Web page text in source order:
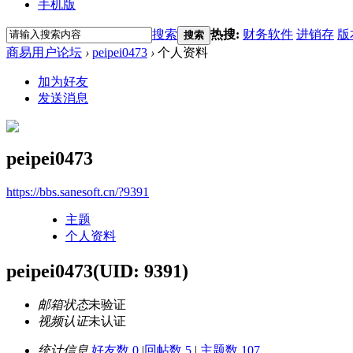
手机版
搜索 搜索 热搜: 财务软件 进销存 版
商易用户论坛 › peipei0473 › 个人资料
加为好友
发送消息
peipei0473
https://bbs.sanesoft.cn/?9391
主题
个人资料
peipei0473(UID: 9391)
邮箱状态未验证
视频认证未认证